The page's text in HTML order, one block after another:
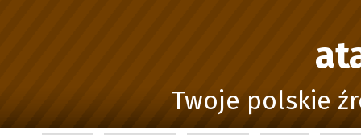
Twoje polskie